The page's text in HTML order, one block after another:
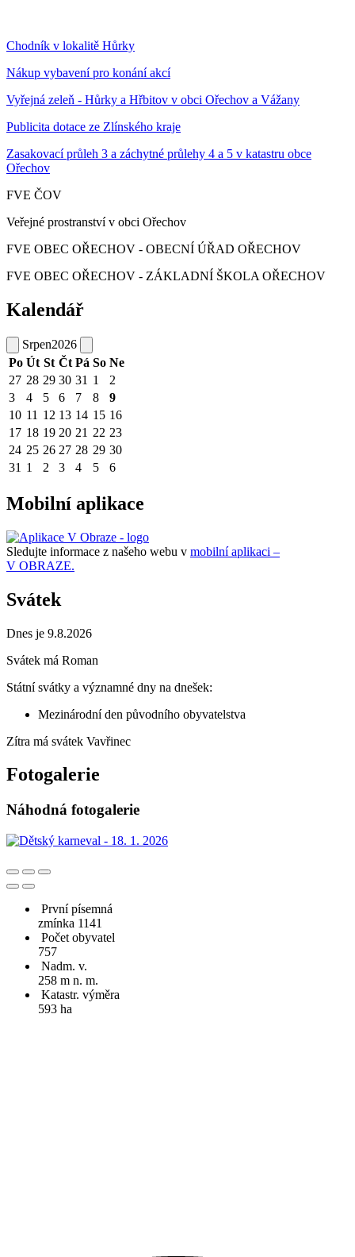
Chodník v lokalitě Hůrky
Nákup vybavení pro konání akcí
Vyřejná zeleň - Hůrky a Hřbitov v obci Ořechov a Vážany
Publicita dotace ze Zlínského kraje
Zasakovací průleh 3 a záchytné průlehy 4 a 5 v katastru obce
Ořechov
FVE ČOV
Veřejné prostranství v obci Ořechov
FVE OBEC OŘECHOV - OBECNÍ ÚŘAD OŘECHOV
FVE OBEC OŘECHOV - ZÁKLADNÍ ŠKOLA OŘECHOV
Kalendář
Srpen2026
Po Út St Čt Pá So Ne
27 28 29 30 31 1
2
3
4 5 6 7 8
9
10 11 12 13 14 15 16
17 18 19 20 21 22 23
24 25 26 27 28 29 30
31 1 2 3 4 5 6
Mobilní aplikace
Sledujte informace z našeho webu v mobilní aplikaci –
V OBRAZE.
Svátek
Dnes je 9.8.2026
Svátek má Roman
Státní svátky a významné dny na dnešek:
Mezinárodní den původního obyvatelstva
Zítra má svátek Vavřinec
Fotogalerie
Náhodná fotogalerie
První písemná
zmínka 1141
Počet obyvatel
757
Nadm. v.
258 m n. m.
Katastr. výměra
593 ha